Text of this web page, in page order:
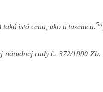
) taká istá cena, ako u tuzemca.5a
rady č. 372/1990